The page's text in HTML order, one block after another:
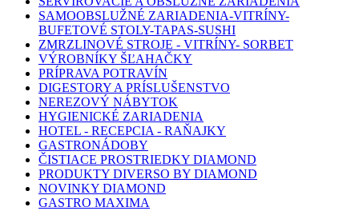
SAMOOBSLUŽNÉ ZARIADENIA-VITRÍNY-
BUFETOVÉ STOLY-TAPAS-SUSHI
ZMRZLINOVÉ STROJE - VITRÍNY- SORBET
VÝROBNÍKY ŠĽAHAČKY
PRÍPRAVA POTRAVÍN
DIGESTORY A PRÍSLUŠENSTVO
NEREZOVÝ NÁBYTOK
HYGIENICKÉ ZARIADENIA
HOTEL - RECEPCIA - RAŇAJKY
GASTRONÁDOBY
ČISTIACE PROSTRIEDKY DIAMOND
PRODUKTY DIVERSO BY DIAMOND
NOVINKY DIAMOND
GASTRO MAXIMA